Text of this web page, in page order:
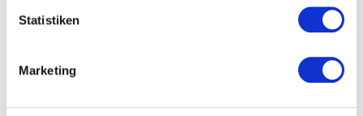
Statistiken
Marketing